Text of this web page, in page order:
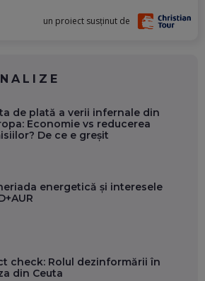
un proiect susținut de
de plată a verii infernale din
Economie vs reducerea
De ce e greșit
energetică și interesele
check: Rolul dezinformării în
din Ceuta